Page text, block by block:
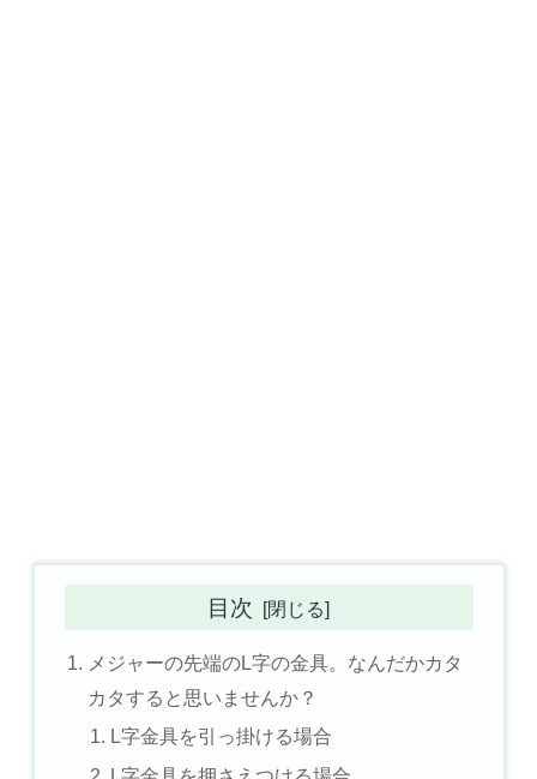
目次
メジャーの先端のL字の金具。なんだかカタ
カタすると思いませんか？
L字金具を引っ掛ける場合